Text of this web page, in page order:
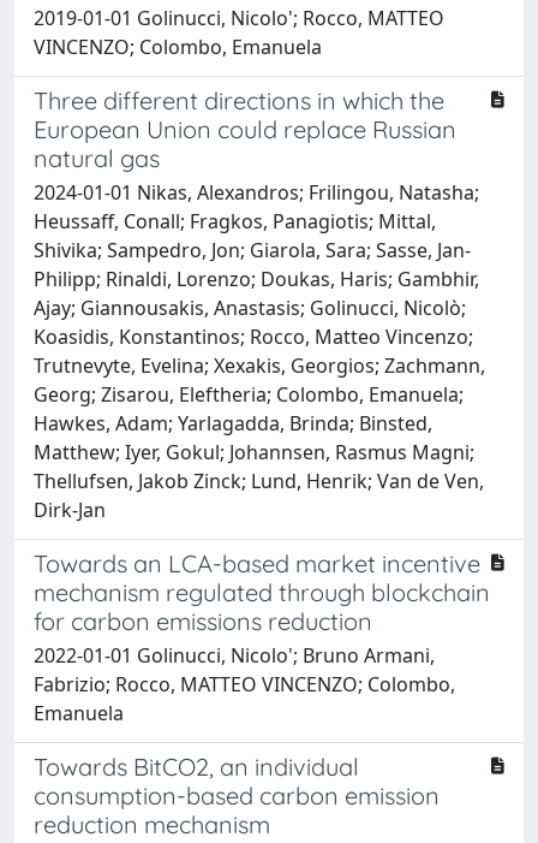
2019-01-01 Golinucci, Nicolo'; Rocco, MATTEO
VINCENZO; Colombo, Emanuela
Three different directions in which the
European Union could replace Russian
natural gas
2024-01-01 Nikas, Alexandros; Frilingou, Natasha;
Heussaff, Conall; Fragkos, Panagiotis; Mittal,
Shivika; Sampedro, Jon; Giarola, Sara; Sasse, Jan-
Philipp; Rinaldi, Lorenzo; Doukas, Haris; Gambhir,
Ajay; Giannousakis, Anastasis; Golinucci, Nicolò;
Koasidis, Konstantinos; Rocco, Matteo Vincenzo;
Trutnevyte, Evelina; Xexakis, Georgios; Zachmann,
Georg; Zisarou, Eleftheria; Colombo, Emanuela;
Hawkes, Adam; Yarlagadda, Brinda; Binsted,
Matthew; Iyer, Gokul; Johannsen, Rasmus Magni;
Thellufsen, Jakob Zinck; Lund, Henrik; Van de Ven,
Dirk-Jan
Towards an LCA-based market incentive
mechanism regulated through blockchain
for carbon emissions reduction
2022-01-01 Golinucci, Nicolo'; Bruno Armani,
Fabrizio; Rocco, MATTEO VINCENZO; Colombo,
Emanuela
Towards BitCO2, an individual
consumption-based carbon emission
reduction mechanism